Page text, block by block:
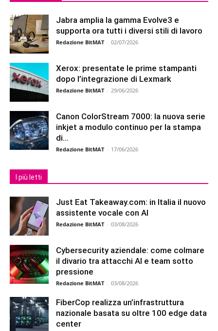
Jabra amplia la gamma Evolve3 e
supporta ora tutti i diversi stili di lavoro
Redazione BitMAT - 02/07/2026
Xerox: presentate le prime stampanti
dopo l’integrazione di Lexmark
Redazione BitMAT - 29/06/2026
Canon ColorStream 7000: la nuova serie
inkjet a modulo continuo per la stampa
di...
Redazione BitMAT - 17/06/2026
I più letti
Just Eat Takeaway.com: in Italia il nuovo
assistente vocale con AI
Redazione BitMAT - 03/08/2026
Cybersecurity aziendale: come colmare
il divario tra attacchi AI e team sotto
pressione
Redazione BitMAT - 03/08/2026
FiberCop realizza un’infrastruttura
nazionale basata su oltre 100 edge data
center